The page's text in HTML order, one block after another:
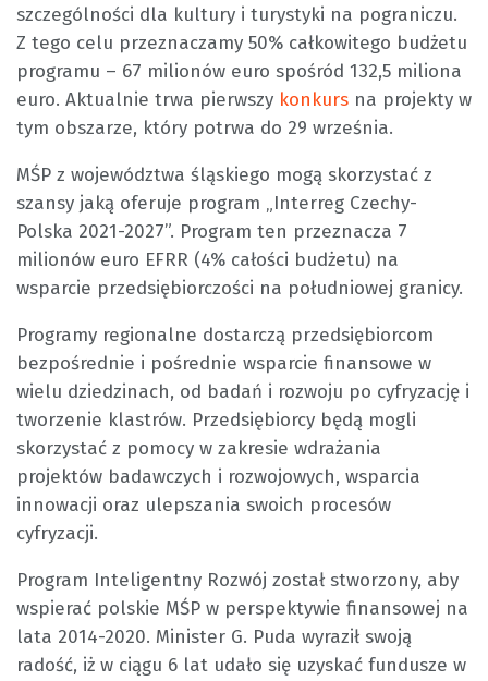
szczególności dla kultury i turystyki na pograniczu.
Z tego celu przeznaczamy 50% całkowitego budżetu
programu – 67 milionów euro spośród 132,5 miliona
euro. Aktualnie trwa pierwszy konkurs na projekty w
tym obszarze, który potrwa do 29 września.
MŚP z województwa śląskiego mogą skorzystać z
szansy jaką oferuje program „Interreg Czechy-
Polska 2021-2027”. Program ten przeznacza 7
milionów euro EFRR (4% całości budżetu) na
wsparcie przedsiębiorczości na południowej granicy.
Programy regionalne dostarczą przedsiębiorcom
bezpośrednie i pośrednie wsparcie finansowe w
wielu dziedzinach, od badań i rozwoju po cyfryzację i
tworzenie klastrów. Przedsiębiorcy będą mogli
skorzystać z pomocy w zakresie wdrażania
projektów badawczych i rozwojowych, wsparcia
innowacji oraz ulepszania swoich procesów
cyfryzacji.
Program Inteligentny Rozwój został stworzony, aby
wspierać polskie MŚP w perspektywie finansowej na
lata 2014-2020. Minister G. Puda wyraził swoją
radość, iż w ciągu 6 lat udało się uzyskać fundusze w